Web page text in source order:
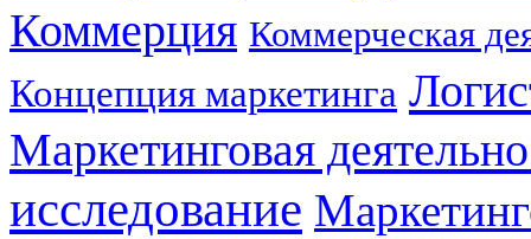
Коммерция Коммерческая
Концепция маркетинга
Маркетинговая
исследование